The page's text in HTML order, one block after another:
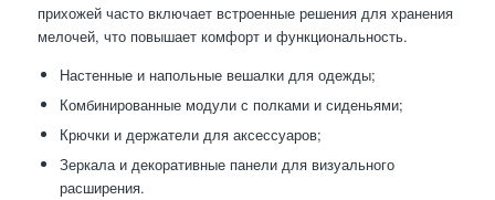
прихожей часто включает встроенные решения для хранения
мелочей, что повышает комфорт и функциональность.
Настенные и напольные вешалки для одежды;
Комбинированные модули с полками и сиденьями;
Крючки и держатели для аксессуаров;
Зеркала и декоративные панели для визуального
расширения.